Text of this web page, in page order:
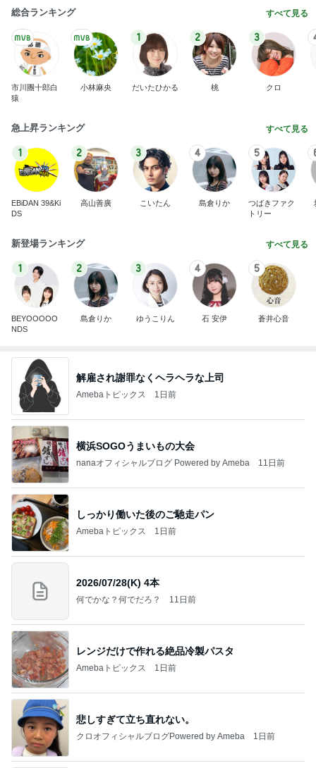
総合ランキング すべて見る
市川團十郎白
猿
小林麻央
1
だいたひかる
2
桃
3
クロ
急上昇ランキング すべて見る
1
EBiDAN 39&Ki
DS
2
高山善廣
3
こいたん
4
島倉りか
5
つばきファク
トリー
新登場ランキング すべて見る
1
BEYOOOOO
NDS
2
島倉りか
3
ゆうこりん
4
石 安伊
5
蒼井心音
解雇され謝罪なくヘラヘラな上司
Amebaトピックス 1日前
横浜SOGOうまいもの大会
nanaオフィシャルブログ Powered by Ameba 11日前
しっかり働いた後のご馳走パン
Amebaトピックス 1日前
2026/07/28(K) 4本
何でかな？何でだろ？ 11日前
レンジだけで作れる絶品冷製パスタ
Amebaトピックス 1日前
悲しすぎて立ち直れない。
クロオフィシャルブログPowered by Ameba 1日前